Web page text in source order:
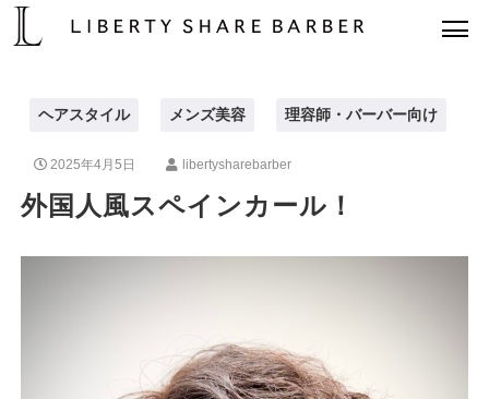
ヘアスタイル メンズ美容 理容師・バーバー向け
2025年4月5日 libertysharebarber
外国人風スペインカール！